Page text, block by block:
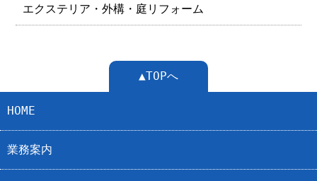
エクステリア・外構・庭リフォーム
▲TOPへ
HOME
業務案内